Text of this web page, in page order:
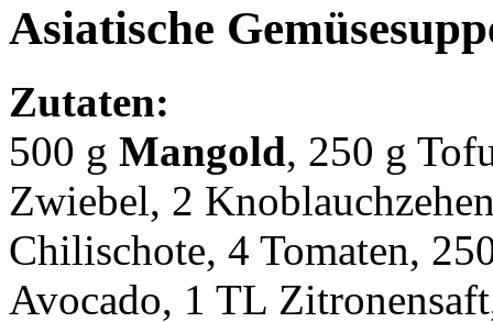
Asiatische
Zutaten:
500 g Mangold, 250 g
Zwiebel, 2
Chilischote, 4 Tomaten,
Avocado, 1 TL